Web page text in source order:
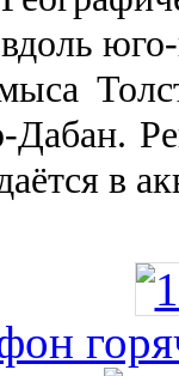
Дабан.
в